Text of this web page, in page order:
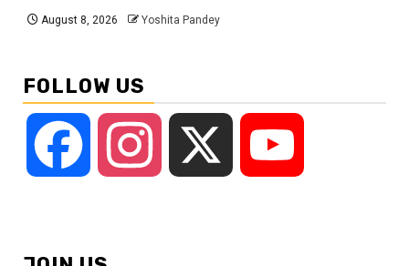
August 8, 2026 Yoshita Pandey
FOLLOW US
Facebook Instagram